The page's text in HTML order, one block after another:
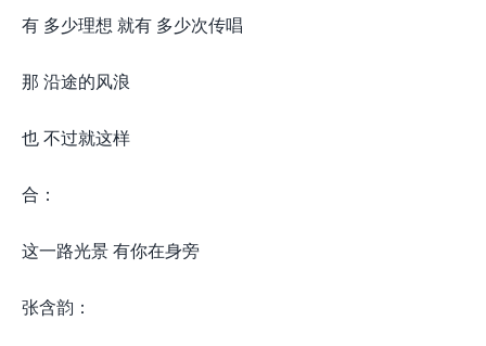
有 多少理想 就有 多少次传唱
那 沿途的风浪
也 不过就这样
合：
这一路光景 有你在身旁
张含韵：